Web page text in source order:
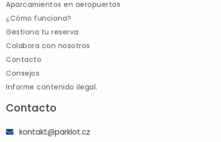
Aparcamientos en aeropuertos
¿Cómo funciona?
Gestiona tu reserva
Colabora con nosotros
Contacto
Consejos
Informe contenido ilegal.
Contacto
kontakt@parklot.cz